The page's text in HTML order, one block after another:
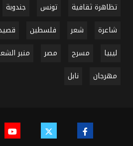
تظاهرة ثقافية
تونس جندوبة
شاعرة
شعر فلسطين
ليبيا
مسرح مصر
منبر
مهرجان
نابل